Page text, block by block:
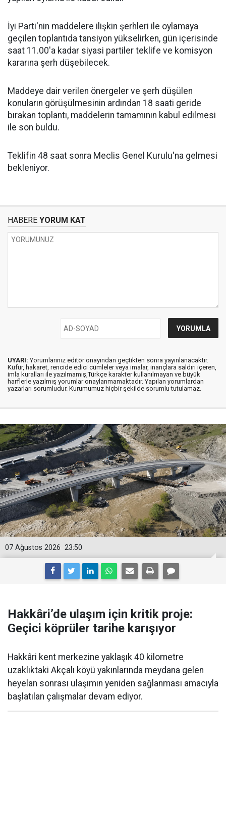
İyi Parti'nin maddelere ilişkin şerhleri ile oylamaya
geçilen toplantıda tansiyon yükselirken, gün içerisinde
saat 11.00'a kadar siyasi partiler teklife ve komisyon
kararına şerh düşebilecek.
Maddeye dair verilen önergeler ve şerh düşülen
konuların görüşülmesinin ardından 18 saati geride
bırakan toplantı, maddelerin tamamının kabul edilmesi
ile son buldu.
Teklifin 48 saat sonra Meclis Genel Kurulu'na gelmesi
bekleniyor.
HABERE YORUM KAT
UYARI: Yorumlarınız editör onayından geçtikten sonra yayınlanacaktır.
Küfür, hakaret, rencide edici cümleler veya imalar, inançlara saldırı içeren,
imla kuralları ile yazılmamış,Türkçe karakter kullanılmayan ve büyük
harflerle yazılmış yorumlar onaylanmamaktadır. Yapılan yorumlardan
yazarları sorumludur. Kurumumuz hiçbir şekilde sorumlu tutulamaz.
23:50
07 Ağustos 2026
Hakkâri’de ulaşım için kritik proje:
Geçici köprüler tarihe karışıyor
Hakkâri kent merkezine yaklaşık 40 kilometre
uzaklıktaki Akçalı köyü yakınlarında meydana gelen
heyelan sonrası ulaşımın yeniden sağlanması amacıyla
başlatılan çalışmalar devam ediyor.